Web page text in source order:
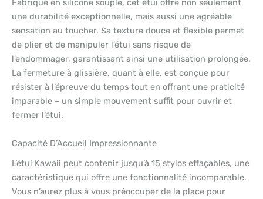
Fabriqué en silicone souple, cet étui offre non seulement
une durabilité exceptionnelle, mais aussi une agréable
sensation au toucher. Sa texture douce et flexible permet
de plier et de manipuler l’étui sans risque de
l’endommager, garantissant ainsi une utilisation prolongée.
La fermeture à glissière, quant à elle, est conçue pour
résister à l’épreuve du temps tout en offrant une praticité
imparable – un simple mouvement suffit pour ouvrir et
fermer l’étui.
Capacité D’Accueil Impressionnante
L’étui Kawaii peut contenir jusqu’à 15 stylos effaçables, une
caractéristique qui offre une fonctionnalité incomparable.
Vous n’aurez plus à vous préoccuper de la place pour